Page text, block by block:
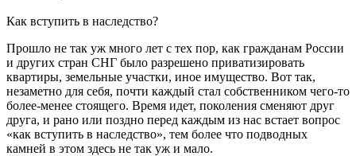
Как вступить в наследство?
Прошло не так уж много лет с тех пор, как гражданам России
и других стран СНГ было разрешено приватизировать
квартиры, земельные участки, иное имущество. Вот так,
незаметно для себя, почти каждый стал собственником чего-то
более-менее стоящего. Время идет, поколения сменяют друг
друга, и рано или поздно перед каждым из нас встает вопрос
«как вступить в наследство», тем более что подводных
камней в этом здесь не так уж и мало.